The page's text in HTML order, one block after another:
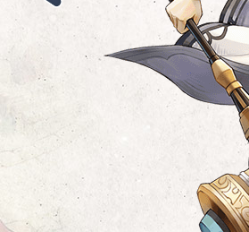
個性：忠誠直率
個性：正直善良有責任感
個性：溫柔幽默